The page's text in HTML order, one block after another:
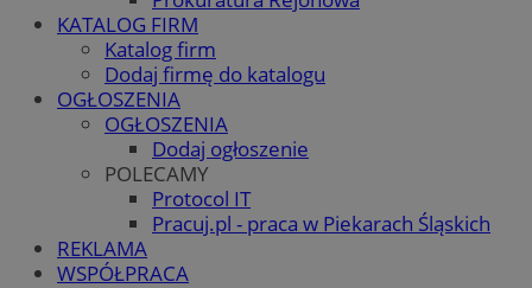
KATALOG FIRM
Katalog firm
Dodaj firmę do katalogu
OGŁOSZENIA
OGŁOSZENIA
Dodaj ogłoszenie
POLECAMY
Protocol IT
Pracuj.pl - praca w Piekarach Śląskich
REKLAMA
WSPÓŁPRACA